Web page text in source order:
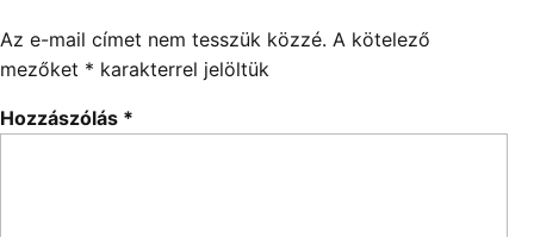
Az e-mail címet nem tesszük közzé. A kötelező
mezőket * karakterrel jelöltük
Hozzászólás *